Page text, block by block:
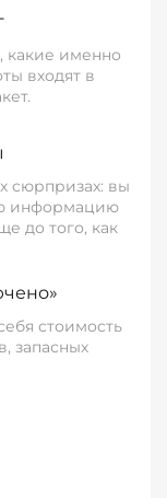
какие именно
входят в
сюрпризах: вы
информацию
до того, как
стоимость
запасных